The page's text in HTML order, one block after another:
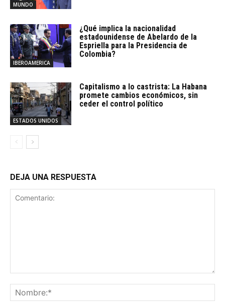
MUNDO
IBEROAMERICA
¿Qué implica la nacionalidad
estadounidense de Abelardo de la
Espriella para la Presidencia de
Colombia?
ESTADOS UNIDOS
Capitalismo a lo castrista: La Habana
promete cambios económicos, sin
ceder el control político
DEJA UNA RESPUESTA